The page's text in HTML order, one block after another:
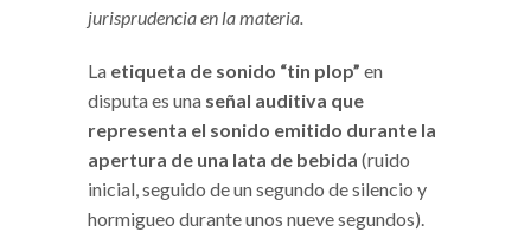
jurisprudencia en la materia.
La etiqueta de sonido “tin plop” en
disputa es una señal auditiva que
representa el sonido emitido durante la
apertura de una lata de bebida (ruido
inicial, seguido de un segundo de silencio y
hormigueo durante unos nueve segundos).